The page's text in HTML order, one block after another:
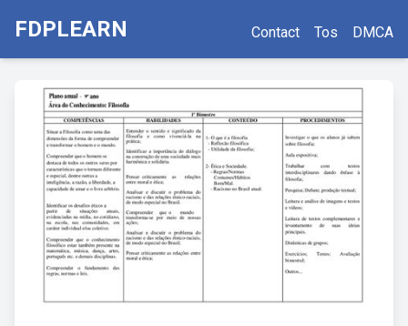
FDPLEARN Contact Tos DMCA